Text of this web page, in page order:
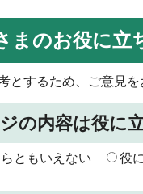
まのお役に立
とするため、ご意見
の内容は役に
ともいえない 役